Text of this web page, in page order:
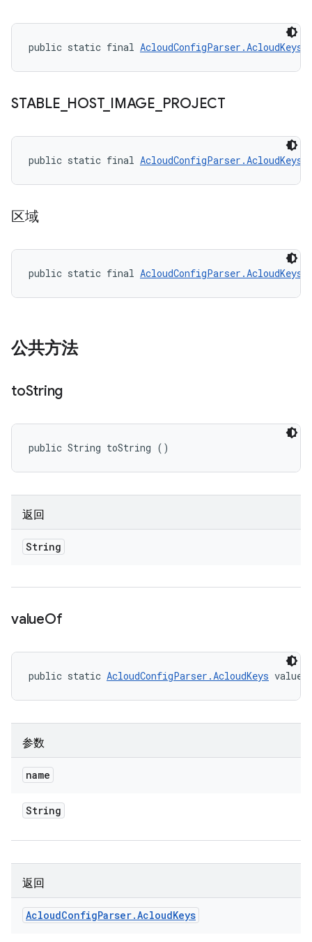
public static final AcloudConfigParser.AcloudKeys
STABLE HOST_ IMAGE PROJECT
public static final AcloudConfigParser.AcloudKeys
区域
public static final AcloudConfigParser.AcloudKeys
公共方法
toString
public String toString ()
返回
String
valueOf
public static AcloudConfigParser.AcloudKeys
参数
name
String
返回
AcloudConfigParser.AcloudKeys